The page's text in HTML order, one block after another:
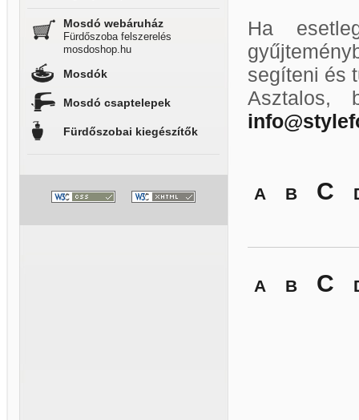
Mosdó webáruház
Fürdőszoba felszerelés
mosdoshop.hu
Mosdók
Mosdó csaptelepek
Fürdőszobai kiegészítők
Ha
segíteni és
Asztalos,
A B C
A B C